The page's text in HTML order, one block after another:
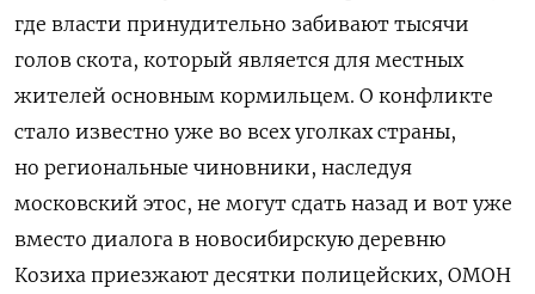
где власти принудительно забивают тысячи
голов скота, который является для местных
жителей основным кормильцем. О конфликте
стало известно уже во всех уголках страны,
но региональные чиновники, наследуя
московский этос, не могут сдать назад и вот уже
вместо диалога в новосибирскую деревню
Козиха приезжают десятки полицейских, ОМОН